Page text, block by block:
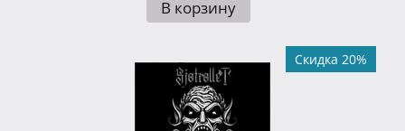
В корзину
Скидка 20%